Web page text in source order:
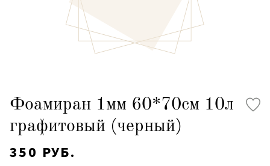
Фоамиран 1мм 60*70см 10л
графитовый (черный)
350 РУБ.